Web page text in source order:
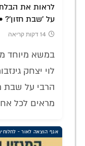
לראות את
על 'שבת חזון'?
14 דקות קריאה
במשא מיוחד
לוי יצחק
הרבי על שבת
מראים לכל
אגף הוצאה לאור -